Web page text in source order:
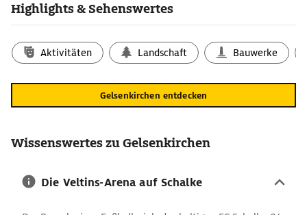
Besuch in Gelsenkirchen: Routenplaner zu den
Highlights
Mithilfe der Karte können Urlaubsgäste eine Route planen, die
Nummer eins ist der weitläufige
Nordsternpark
Herne-Kanal, der auf dem Gelände der Zeche Nordstern
Nordsternturm erhalten. Heute vereint er Museum mit
Skulptur gekrönt. Weiter nördlich im Stadtteil Buer bezaubert
das barocke Schloss Berge, eingebettet in schön gestaltete
Highlights & Sehenswertes
Aktivitäten Landschaft Bauwerke
Gelsenkirchen entdecken
Wissenswertes zu Gelsenkirchen
Die Veltins-Arena auf Schalke